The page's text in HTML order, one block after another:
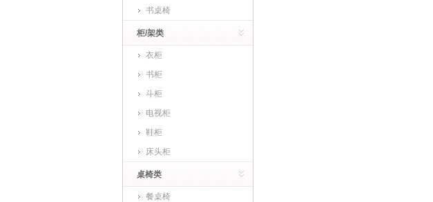
书桌椅
柜/架类
衣柜
书柜
斗柜
电视柜
鞋柜
床头柜
桌椅类
餐桌椅